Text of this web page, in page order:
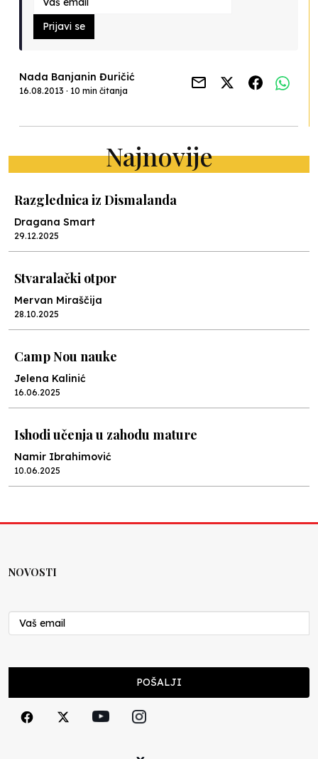
Prijavi se
Nada Banjanin Đuričić
16.08.2013 · 10 min čitanja
Najnovije
Razglednica iz Dismalanda
Dragana Smart
29.12.2025
Stvaralački otpor
Mervan Miraščija
28.10.2025
Camp Nou nauke
Jelena Kalinić
16.06.2025
Ishodi učenja u zahodu mature
Namir Ibrahimović
10.06.2025
Nenad Veličković
29.10.2024
Cuke i djeca
NOVOSTI
POŠALJI